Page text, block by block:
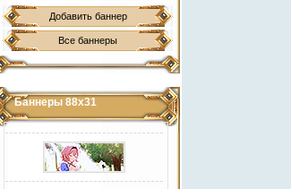
Добавить баннер
Все баннеры
Баннеры 88х31